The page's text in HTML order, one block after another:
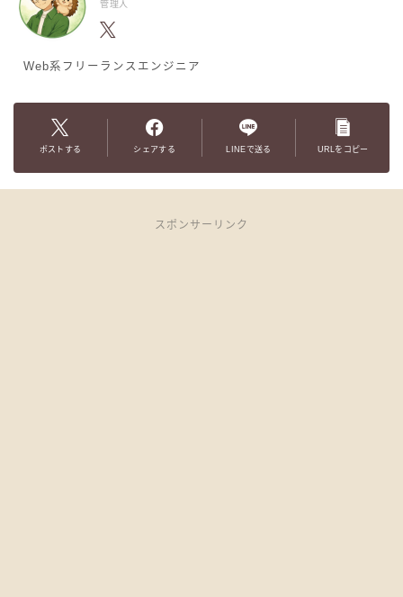
管理人
Web系フリーランスエンジニア
ポストする シェアする LINEで送る URLをコピー
スポンサーリンク